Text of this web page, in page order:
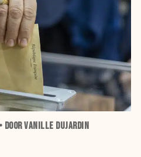
DOOR VANILLE DUJARDIN